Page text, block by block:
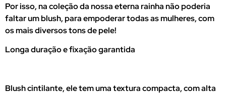
Por isso, na coleção da nossa eterna rainha não poderia
faltar um blush, para empoderar todas as mulheres, com
os mais diversos tons de pele!
Longa duração e fixação garantida
Blush cintilante, ele tem uma textura compacta, com alta